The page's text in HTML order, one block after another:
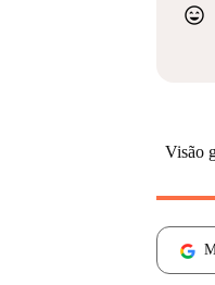
sentiment_very_satisfied
Visão